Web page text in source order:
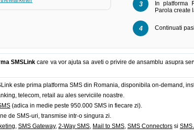
In platforma
Parola create
Continuati
SMSLink care va vor ajuta sa aveti o privire de ansamblu asupra
este prima platforma SMS din Romania, disponibila on-demand,
telecom, retail au ales serviciile noastre.
(adica in medie peste 950.000 SMS in fiecare zi).
de SMS-uri, transmise intr-o singura zi.
, SMS Gateway, 2-Way SMS, Mail to SMS, SMS Connectors si SMS